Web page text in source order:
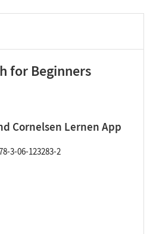
for Beginners
Cornelsen Lernen App
3-06-123283-2